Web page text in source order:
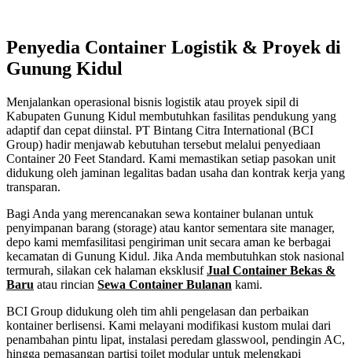
Penyedia Container Logistik & Proyek di
Gunung Kidul
Menjalankan operasional bisnis logistik atau proyek sipil di
Kabupaten Gunung Kidul membutuhkan fasilitas pendukung yang
adaptif dan cepat diinstal. PT Bintang Citra International (BCI
Group) hadir menjawab kebutuhan tersebut melalui penyediaan
Container 20 Feet Standard. Kami memastikan setiap pasokan unit
didukung oleh jaminan legalitas badan usaha dan kontrak kerja yang
transparan.
Bagi Anda yang merencanakan sewa kontainer bulanan untuk
penyimpanan barang (storage) atau kantor sementara site manager,
depo kami memfasilitasi pengiriman unit secara aman ke berbagai
kecamatan di Gunung Kidul. Jika Anda membutuhkan stok nasional
termurah, silakan cek halaman eksklusifJual Container Bekas &
Baru atau rincian Sewa Container Bulanan kami.
BCI Group didukung oleh tim ahli pengelasan dan perbaikan
kontainer berlisensi. Kami melayani modifikasi kustom mulai dari
penambahan pintu lipat, instalasi peredam glasswool, pendingin AC,
hingga pemasangan partisi toilet modular untuk melengkapi